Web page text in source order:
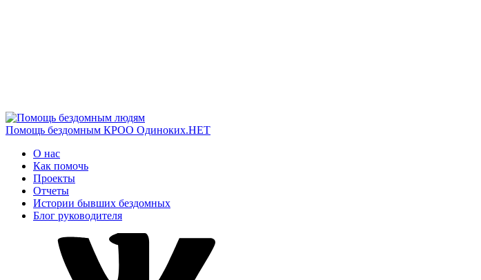
Помощь бездомным КРОО Одиноких.НЕТ
О нас
Как помочь
Проекты
Отчеты
Истории бывших бездомных
Блог руководителя